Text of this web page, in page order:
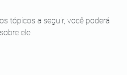
tópicos a seguir, você poderá
ele.